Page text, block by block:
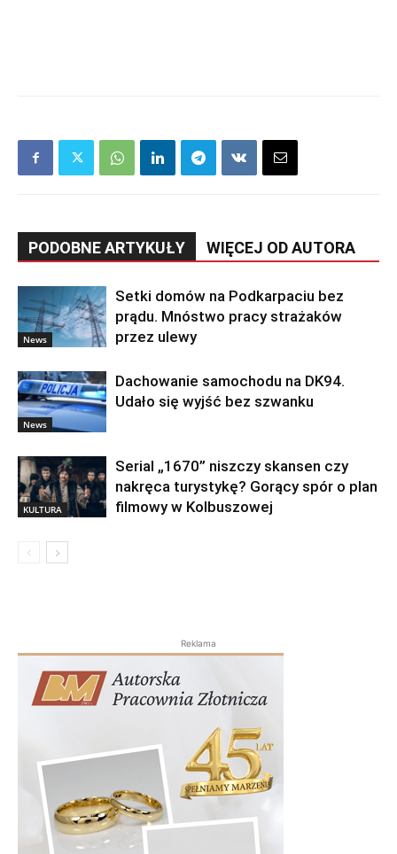
PODOBNE ARTYKUŁY WIĘCEJ OD AUTORA
News
Setki domów na Podkarpaciu bez
prądu. Mnóstwo pracy strażaków
przez ulewy
News
Dachowanie samochodu na DK94.
Udało się wyjść bez szwanku
KULTURA
Serial „1670” niszczy skansen czy
nakręca turystykę? Gorący spór o plan
filmowy w Kolbuszowej
Reklama